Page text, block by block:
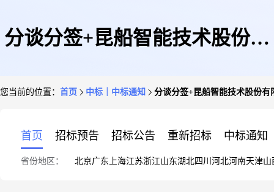
分谈分签+昆船智能技术股份有
您当前的位置： 首页 中标｜中标通知 分谈分签+昆船智能技术股份有
首页 招标预告 招标公告 重新招标 中标通知
省份地区： 北京广东 上海江苏浙江山东湖北四川 河北河南天津山